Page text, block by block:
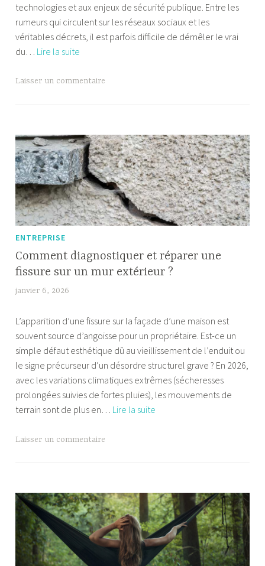
technologies et aux enjeux de sécurité publique. Entre les
rumeurs qui circulent sur les réseaux sociaux et les
véritables décrets, il est parfois difficile de démêler le vrai
du… Lire la suite
techniques
change
en
2026
et
comment
préparer
son
sans
stress
Laisser un commentaire
ENTREPRISE
Comment diagnostiquer et réparer une
fissure sur un mur extérieur ?
janvier 6, 2026
b
i
a
L’apparition d’une fissure sur la façade d’une maison est
souvent source d’angoisse pour un propriétaire. Est-ce un
simple défaut esthétique dû au vieillissement de l’enduit ou
le signe précurseur d’un désordre structurel grave ? En 2026,
avec les variations climatiques extrêmes (sécheresses
prolongées suivies de fortes pluies), les mouvements de
terrain sont de plus en… Lire la suite
sur
un
mur
extérieur
?
Laisser un commentaire